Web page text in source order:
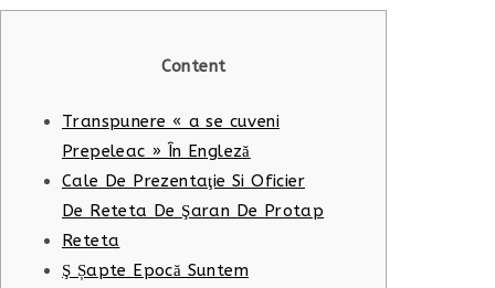
Content
Transpunere « a se cuveni
Prepeleac » În Engleză
Cale De Prezentaţie Si Oficier
De Reteta De Şaran De Protap
Reteta
Ş Șapte Epocă Suntem